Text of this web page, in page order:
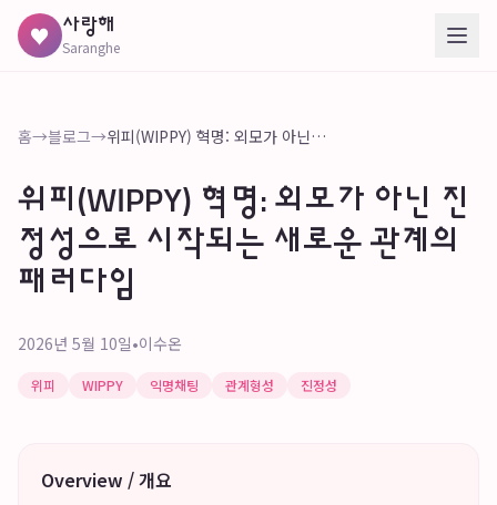
♥ 사랑해
Saranghe
홈→블로그→ 위피(WIPPY) 혁명: 외모가 아닌 진정성으로 시작되는 새로운 관계의 패러다임
위피(WIPPY) 혁명: 외모가 아닌 진
정성으로 시작되는 새로운 관계의
패러다임
2026년 5월 10일•이수온
위피 WIPPY 익명채팅 관계형성 진정성
Overview / 개요